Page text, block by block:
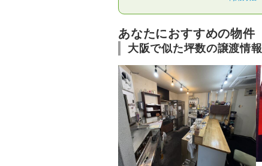
あなたにおすすめの物件
大阪で似た坪数の譲渡情報